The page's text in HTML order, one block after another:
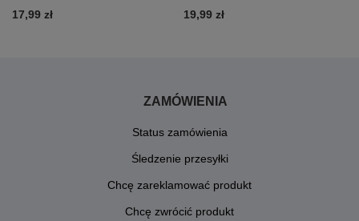
17,99 zł
19,99 zł
ZAMÓWIENIA
Status zamówienia
Śledzenie przesyłki
Chcę zareklamować produkt
Chcę zwrócić produkt